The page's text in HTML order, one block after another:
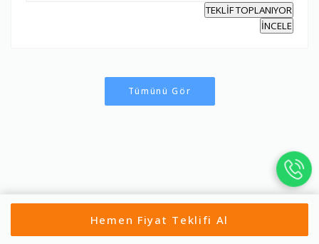
TEKLİF TOPLANIYOR
İNCELE
Tümünü Gör
Ahırlı Evden Eve Nakliyat Akören Evden Eve Nakliyat
Hemen Fiyat Teklifi Al